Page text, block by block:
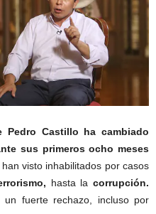
Pedro Castillo ha cambiado
sus primeros ocho meses
visto inhabilitados por casos
hasta lacorrupción.
fuerte rechazo, incluso por